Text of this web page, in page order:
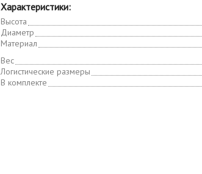
Характеристики:
Высота
Диаметр
Материал
Вес
Логистические размеры
В комплекте